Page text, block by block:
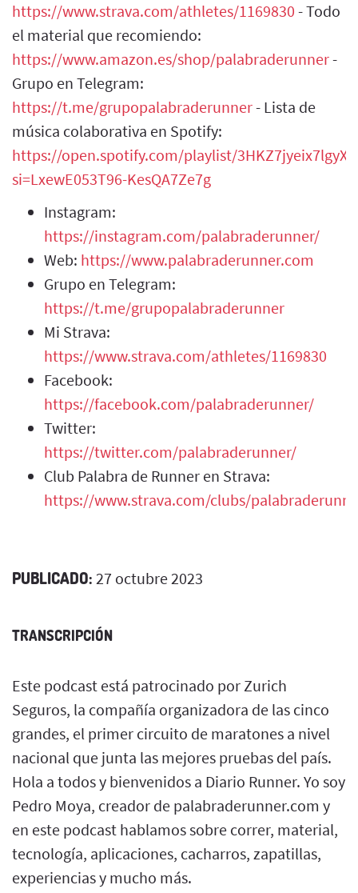
https://www.strava.com/athletes/1169830 - Todo
el material que recomiendo:
https://www.amazon.es/shop/palabraderunner-
Grupo en Telegram:
https://t.me/grupopalabraderunner- Lista de
música colaborativa en Spotify:
https://open.spotify.com/playlist/
si=LxewE053T96-KesQA7Ze7g
Instagram:
https://instagram.com/palabraderunner/
Web: https://www.palabraderunner.com
Grupo en Telegram:
https://t.me/grupopalabraderunner
Mi Strava:
https://www.strava.com/athletes/1169830
Facebook:
https://facebook.com/palabraderunner/
Twitter:
https://twitter.com/palabraderunner/
Club Palabra de Runner en Strava:
https://www.strava.com/clubs/
PUBLICADO: 27 octubre 2023
TRANSCRIPCIÓN
Este podcast está patrocinado por Zurich
Seguros, la compañía organizadora de las cinco
grandes, el primer circuito de maratones a nivel
nacional que junta las mejores pruebas del país.
Hola a todos y bienvenidos a Diario Runner. Yo soy
Pedro Moya, creador de palabraderunner.com y
en este podcast hablamos sobre correr, material,
tecnología, aplicaciones, cacharros, zapatillas,
experiencias y mucho más.